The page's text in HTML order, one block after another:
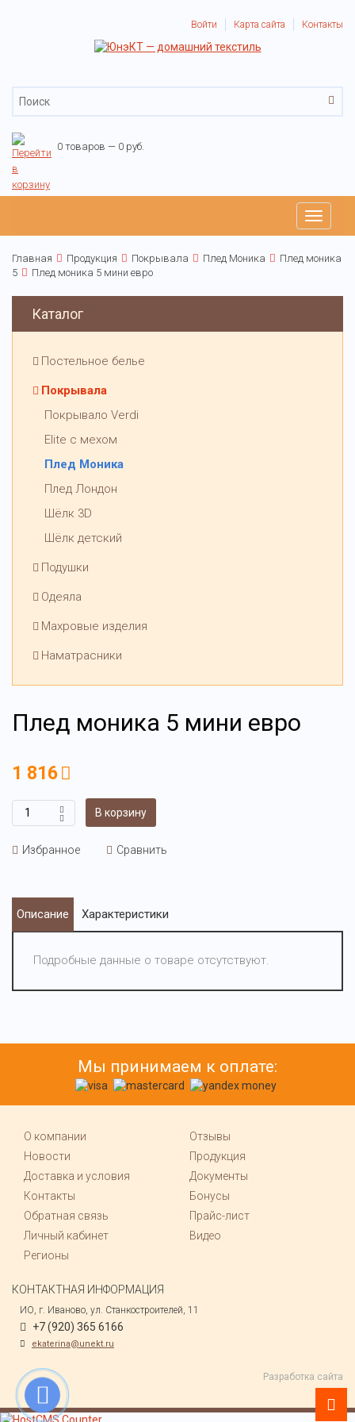
Войти Карта сайта Контакты
0 товаров — 0 руб.
Toggle
Главная Продукция Покрывала Плед Моника
Плед моника
5
Плед моника 5 мини евро
Каталог
Постельное белье
Покрывала
Покрывало Verdi
Elite с мехом
Плед Моника
Плед Лондон
Шёлк 3D
Шёлк детский
Подушки
Одеяла
Махровые изделия
Наматрасники
Плед моника 5 мини евро
1 816
В корзину
Избранное Сравнить
Описание Характеристики
Подробные данные о товаре отсутствуют.
Мы принимаем к оплате:
О компании
Отзывы
Новости
Продукция
Доставка и условия
Документы
Контакты
Бонусы
Обратная связь
Прайс-лист
Личный кабинет
Видео
Регионы
КОНТАКТНАЯ ИНФОРМАЦИЯ
ИО, г. Иваново, ул. Станкостроителей, 11
+7 (920) 365 6166
ekaterina@unekt.ru
Разработка сайта